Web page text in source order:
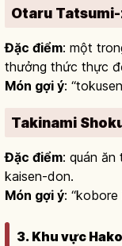
Otaru
Đặc điểm: một
thưởng thức thực
Món gợi ý:
Takinami
Đặc điểm: quán
kaisen-don.
Món gợi ý:
3. Khu vực